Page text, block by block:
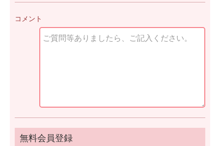
コメント
無料会員登録